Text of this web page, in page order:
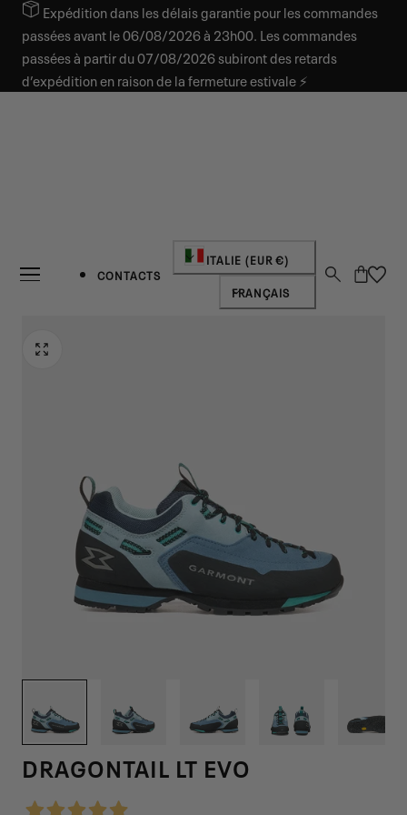
AU CONTENUExpédition dans les délais garantie pour les commandes
passées avant le 06/08/2026 à 23h00. Les commandes
passées à partir du 07/08/2026 subiront des retards
d’expédition en raison de la fermeture estivale ⚡
CONTACTS
Pays/régionITALIE (EUR €)
Langue
FRANÇAIS
Panier
DRAGONTAIL LT EVO